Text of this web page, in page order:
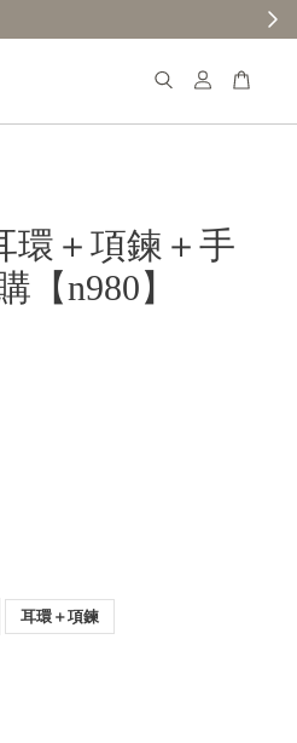
環＋項鍊＋手
【n980】
耳環＋項鍊